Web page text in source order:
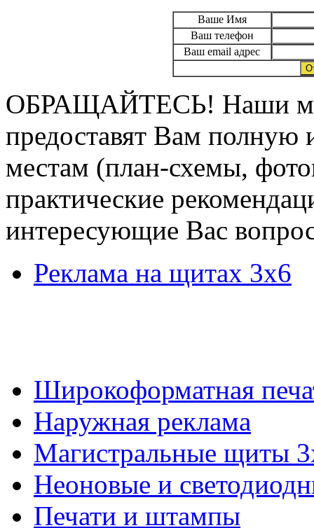
Ваше Имя
Ваш телефон
Ваш email адрес
ОБРАЩАЙТЕСЬ! Наши
предоставят Вам
местам (план-схемы,
практические
интересующие Вас
Реклама на щитах 3х6
Широкоформатная
Наружная реклама
Магистральные щиты
Неоновые и
Печати и штампы